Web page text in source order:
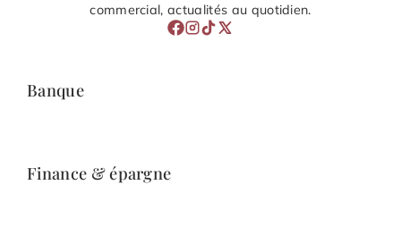
commercial, actualités au quotidien.
Banque
Finance & épargne